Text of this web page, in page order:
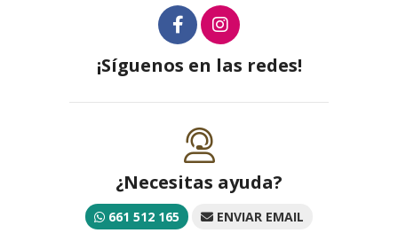
¡Síguenos en las redes!
¿Necesitas ayuda?
661 512 165 ENVIAR EMAIL